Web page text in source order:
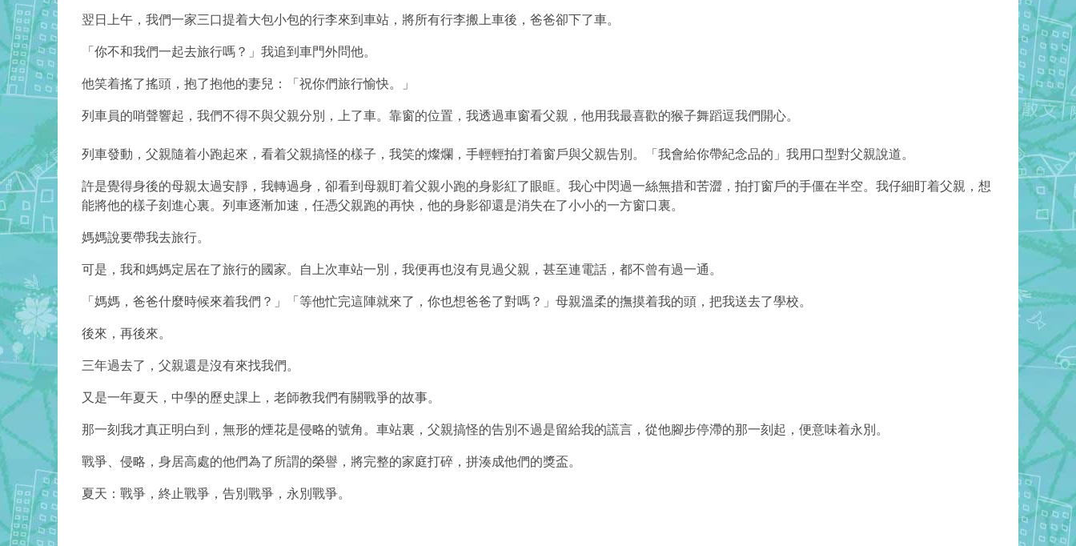
翌日上午，我們一家三口提着大包小包的行李來到車站，將所有行李搬上車後，爸爸卻下了車。
「你不和我們一起去旅行嗎？」我追到車門外問他。
他笑着搖了搖頭，抱了抱他的妻兒：「祝你們旅行愉快。」
列車員的哨聲響起，我們不得不與父親分別，上了車。靠窗的位置，我透過車窗看父親，他用我最喜歡的猴子舞蹈逗我們開心。
列車發動，父親隨着小跑起來，看着父親搞怪的樣子，我笑的燦爛，手輕輕拍打着窗戶與父親告別。「我會給你帶紀念品的」我用口型對父親說道。
許是覺得身後的母親太過安靜，我轉過身，卻看到母親盯着父親小跑的身影紅了眼眶。我心中閃過一絲無措和苦澀，拍打窗戶的手僵在半空。我仔細盯着父親，想
能將他的樣子刻進心裏。列車逐漸加速，任憑父親跑的再快，他的身影卻還是消失在了小小的一方窗口裏。
媽媽說要帶我去旅行。
可是，我和媽媽定居在了旅行的國家。自上次車站一別，我便再也沒有見過父親，甚至連電話，都不曾有過一通。
「媽媽，爸爸什麼時候來着我們？」「等他忙完這陣就來了，你也想爸爸了對嗎？」母親溫柔的撫摸着我的頭，把我送去了學校。
後來，再後來。
三年過去了，父親還是沒有來找我們。
又是一年夏天，中學的歷史課上，老師教我們有關戰爭的故事。
那一刻我才真正明白到，無形的煙花是侵略的號角。車站裏，父親搞怪的告別不過是留給我的謊言，從他腳步停滯的那一刻起，便意味着永別。
戰爭、侵略，身居高處的他們為了所謂的榮譽，將完整的家庭打碎，拼湊成他們的獎盃。
夏天：戰爭，終止戰爭，告別戰爭，永別戰爭。